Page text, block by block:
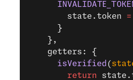
        state.token
=
      }
    },
    getters: {
      isVerified
(
        return